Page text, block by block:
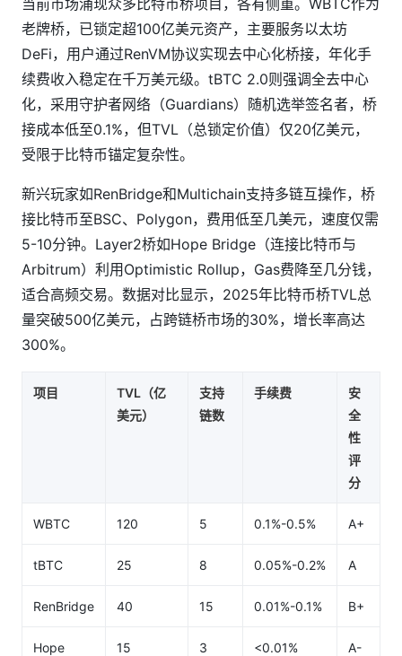
当前市场涌现众多比特币桥项目，各有侧重。WBTC作为
老牌桥，已锁定超100亿美元资产，主要服务以太坊
DeFi，用户通过RenVM协议实现去中心化桥接，年化手
续费收入稳定在千万美元级。tBTC 2.0则强调全去中心
化，采用守护者网络（Guardians）随机选举签名者，桥
接成本低至0.1%，但TVL（总锁定价值）仅20亿美元，
受限于比特币锚定复杂性。
新兴玩家如RenBridge和Multichain支持多链互操作，桥
接比特币至BSC、Polygon，费用低至几美元，速度仅需
5-10分钟。Layer2桥如Hope Bridge（连接比特币与
Arbitrum）利用Optimistic Rollup，Gas费降至几分钱，
适合高频交易。数据对比显示，2025年比特币桥TVL总
量突破500亿美元，占跨链桥市场的30%，增长率高达
300%。
项目
TVL（亿
美元）
支持
链数
手续费
安
全
性
评
分
WBTC 120 5 0.1%-0.5% A+
tBTC 25 8 0.05%-0.2% A
RenBridge 40 15 0.01%-0.1% B+
Hope
15 3 <0.01% A-